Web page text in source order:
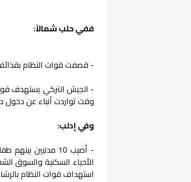
ففي حلب شمالاً:
- قصفت قوات النظام
- الجيش التركي يستهدف
وقت تواردت أنباء عن دخول
وفي إدلب:
- أصيب 10
الأحياء السكنية والسوق
استهداف قوات النظام